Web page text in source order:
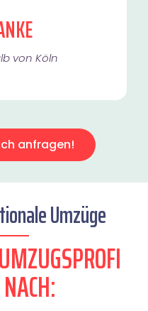
von Köln​
anfragen!
Umzüge